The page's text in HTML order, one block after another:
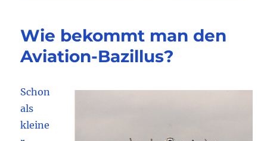
Wie bekommt man den
Aviation-Bazillus?
Schon
als
kleine